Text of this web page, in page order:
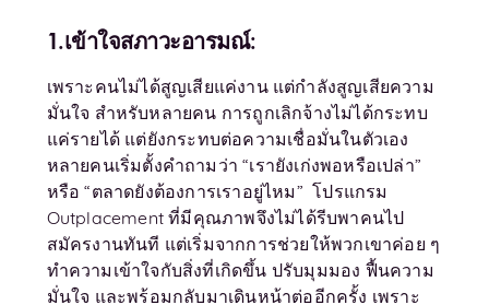
1.เข้าใจสภาวะอารมณ์:
เพราะคนไม่ได้สูญเสียแค่งาน แต่กำลังสูญเสียความ
มั่นใจ สำหรับหลายคน การถูกเลิกจ้างไม่ได้กระทบ
แค่รายได้ แต่ยังกระทบต่อความเชื่อมั่นในตัวเอง
หลายคนเริ่มตั้งคำถามว่า “เรายังเก่งพอหรือเปล่า”
หรือ “ตลาดยังต้องการเราอยู่ไหม” โปรแกรม
Outplacement ที่มีคุณภาพจึงไม่ได้รีบพาคนไป
สมัครงานทันที แต่เริ่มจากการช่วยให้พวกเขาค่อย ๆ
ทำความเข้าใจกับสิ่งที่เกิดขึ้น ปรับมุมมอง ฟื้นความ
มั่นใจ และพร้อมกลับมาเดินหน้าต่ออีกครั้ง เพราะ